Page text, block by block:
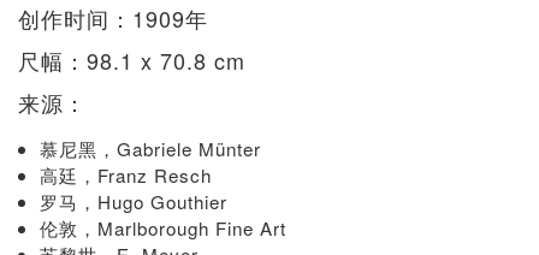
创作时间：1909年
尺幅：98.1 x 70.8 cm
来源：
慕尼黑，Gabriele Münter
高廷，Franz Resch
罗马，Hugo Gouthier
伦敦，Marlborough Fine Art